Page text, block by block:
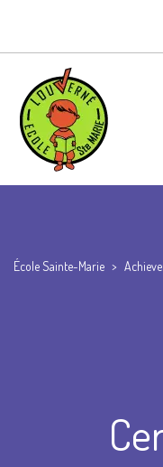
École Sainte-Marie >